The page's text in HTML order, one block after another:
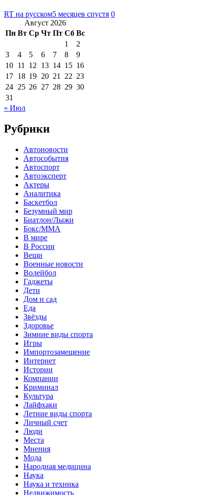
RT на русском5 месяцев спустя 0
Август 2026
Пн Вт Ср Чт Пт Сб Вс
1
2
3
4 5 6 7 8
9
10 11 12 13 14 15 16
17 18 19 20 21 22 23
24 25 26 27 28 29 30
31
« Июл
Рубрики
Автоновости
Автособытия
Автоспорт
Автоэксперт
Актеры
Аналитика
Баскетбол
Безумный мир
Биатлон/Лыжи
Бокс/MMA
В мире
В России
Вещи
Военные новости
Волейбол
Гаджеты
Дети
Дом и сад
Еда
Звёзды
Здоровье
Зимние виды спорта
Игры
Импортозамещение
Интернет
Истории
Компании
Криминал
Культура
Лайфхаки
Летние виды спорта
Личный счет
Люди
Места
Мнения
Мода
Народная медицина
Наука
Наука и техника
Недвижимость